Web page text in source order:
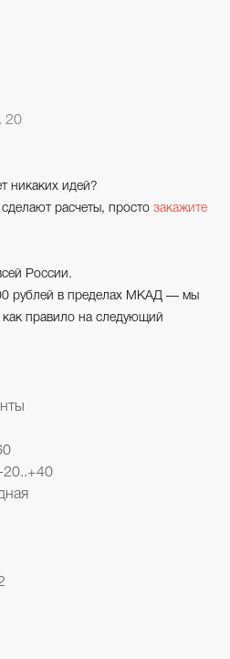
20
никаких идей?
расчеты, просто закажите
России.
рублей в пределах МКАД — мы
как правило на следующий
20..+40